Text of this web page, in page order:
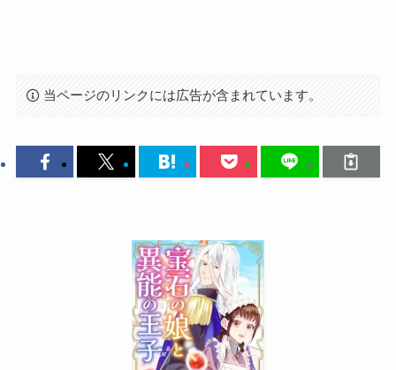
当ページのリンクには広告が含まれています。